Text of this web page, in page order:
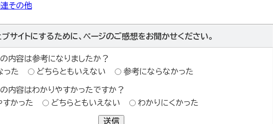
連その他
サイトにするために、ページのご感想をお聞かせください。
内容は参考になりましたか？
った
どちらともいえない 参考にならなかった
内容はわかりやすかったですか？
すかった
どちらともいえない わかりにくかった
送信